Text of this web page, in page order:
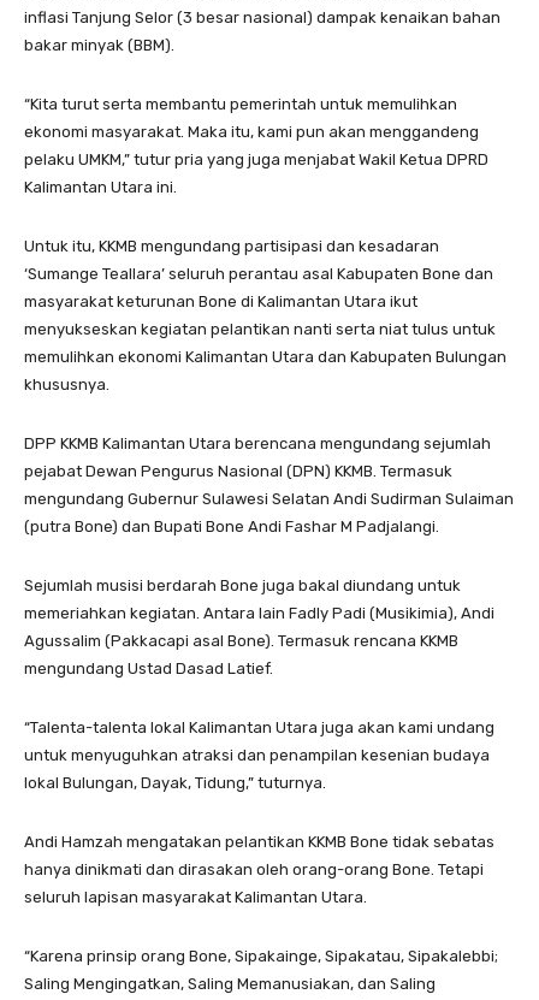
inflasi Tanjung Selor (3 besar nasional) dampak kenaikan bahan
bakar minyak (BBM).
“Kita turut serta membantu pemerintah untuk memulihkan
ekonomi masyarakat. Maka itu, kami pun akan menggandeng
pelaku UMKM,” tutur pria yang juga menjabat Wakil Ketua DPRD
Kalimantan Utara ini.
Untuk itu, KKMB mengundang partisipasi dan kesadaran
‘Sumange Teallara’ seluruh perantau asal Kabupaten Bone dan
masyarakat keturunan Bone di Kalimantan Utara ikut
menyukseskan kegiatan pelantikan nanti serta niat tulus untuk
memulihkan ekonomi Kalimantan Utara dan Kabupaten Bulungan
khususnya.
DPP KKMB Kalimantan Utara berencana mengundang sejumlah
pejabat Dewan Pengurus Nasional (DPN) KKMB. Termasuk
mengundang Gubernur Sulawesi Selatan Andi Sudirman Sulaiman
(putra Bone) dan Bupati Bone Andi Fashar M Padjalangi.
Sejumlah musisi berdarah Bone juga bakal diundang untuk
memeriahkan kegiatan. Antara lain Fadly Padi (Musikimia), Andi
Agussalim (Pakkacapi asal Bone). Termasuk rencana KKMB
mengundang Ustad Dasad Latief.
“Talenta-talenta lokal Kalimantan Utara juga akan kami undang
untuk menyuguhkan atraksi dan penampilan kesenian budaya
lokal Bulungan, Dayak, Tidung,” tuturnya.
Andi Hamzah mengatakan pelantikan KKMB Bone tidak sebatas
hanya dinikmati dan dirasakan oleh orang-orang Bone. Tetapi
seluruh lapisan masyarakat Kalimantan Utara.
“Karena prinsip orang Bone, Sipakainge, Sipakatau, Sipakalebbi;
Saling Mengingatkan, Saling Memanusiakan, dan Saling